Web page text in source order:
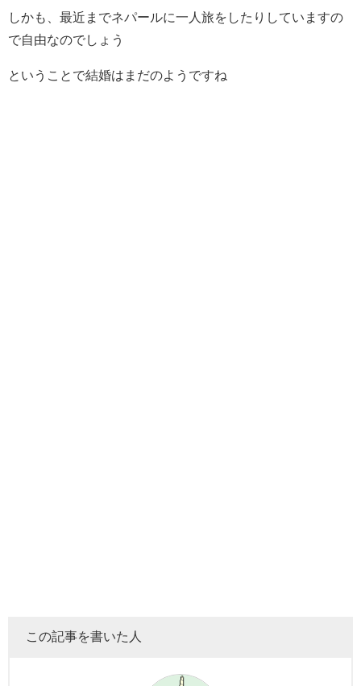
しかも、最近までネパールに一人旅をしたりしていますの
で自由なのでしょう
ということで結婚はまだのようですね
この記事を書いた人